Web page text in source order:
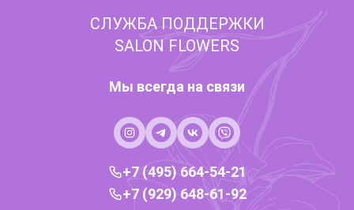
СЛУЖБА ПОДДЕРЖКИ
SALON FLOWERS
Мы всегда на связи
+7 (495) 664-54-21
+7 (929) 648-61-92